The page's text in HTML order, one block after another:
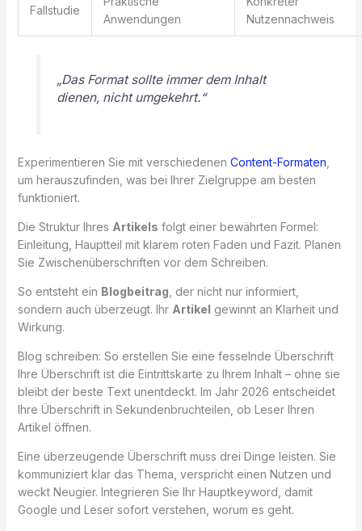
Fallstudie
Anwendungen
Nutzennachweis
„Das Format sollte immer dem Inhalt
dienen, nicht umgekehrt.“
Experimentieren Sie mit verschiedenen Content-Formaten
um herauszufinden, was bei Ihrer Zielgruppe am besten
funktioniert.
Die Struktur Ihres Artikels folgt einer bewährten Formel:
Einleitung, Hauptteil mit klarem roten Faden und Fazit. Planen
Sie Zwischenüberschriften vor dem Schreiben.
So entsteht ein Blogbeitrag , der nicht nur informiert,
sondern auch überzeugt. Ihr Artikel gewinnt an Klarheit und
Wirkung.
Blog schreiben: So erstellen Sie eine fesselnde Überschrift
Ihre Überschrift ist die Eintrittskarte zu Ihrem Inhalt – ohne sie
bleibt der beste Text unentdeckt. Im Jahr 2026 entscheidet
Ihre Überschrift in Sekundenbruchteilen, ob Leser Ihren
Artikel öffnen.
Eine überzeugende Überschrift muss drei Dinge leisten. Sie
kommuniziert klar das Thema, verspricht einen Nutzen und
weckt Neugier. Integrieren Sie Ihr Hauptkeyword, damit
Google und Leser sofort verstehen, worum es geht.